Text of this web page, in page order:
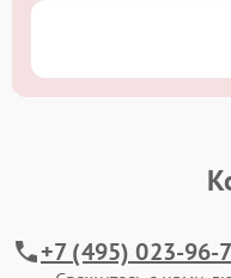
+7 (495) 023-96-